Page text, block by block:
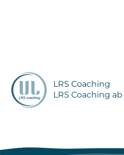
LRS Coaching
LRS Coaching ab